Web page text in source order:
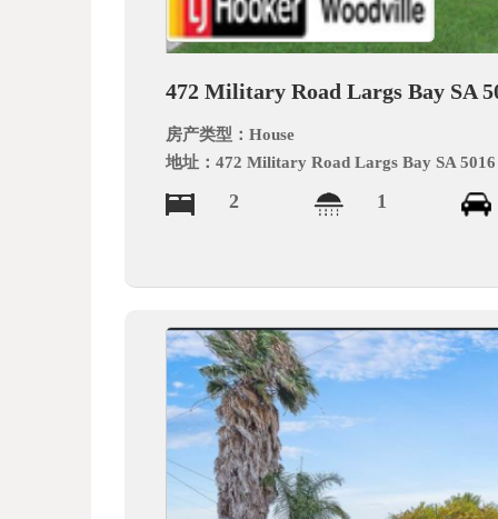
472 Military Road Largs Bay SA
房产类型：House
地址：472 Military Road Largs Bay SA 5016
2 1